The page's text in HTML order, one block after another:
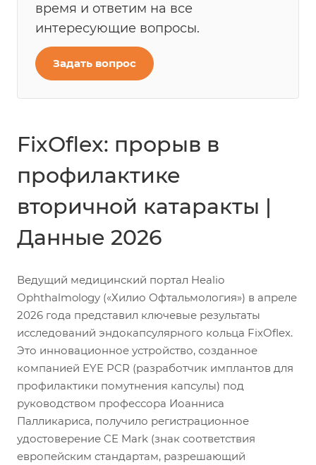
время и ответим на все
интересующие вопросы.
Задать вопрос
FixOflex: прорыв в
профилактике
вторичной катаракты |
Данные 2026
Ведущий медицинский портал Healio
Ophthalmology («Хилио Офтальмология») в апреле
2026 года представил ключевые результаты
исследований эндокапсулярного кольца FixOflex.
Это инновационное устройство, созданное
компанией EYE PCR (разработчик имплантов для
профилактики помутнения капсулы) под
руководством профессора Иоанниса
Палликариса, получило регистрационное
удостоверение CE Mark (знак соответствия
европейским стандартам, разрешающий